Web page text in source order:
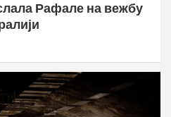
Рафале на вежбу